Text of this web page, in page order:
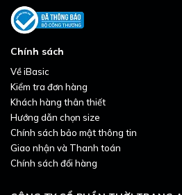
Chính sách
Về iBasic
Kiểm tra đơn hàng
Khách hàng thân thiết
Hướng dẫn chọn size
Chính sách bảo mật thông tin
Giao nhận và Thanh toán
Chính sách đổi hàng